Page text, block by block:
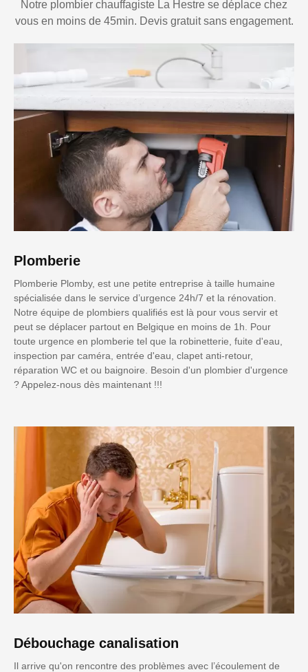
Notre plombier chauffagiste La Hestre se déplace chez
vous en moins de 45min. Devis gratuit sans engagement.
Plomberie
Plomberie Plomby, est une petite entreprise à taille humaine
spécialisée dans le service d’urgence 24h/7 et la rénovation.
Notre équipe de plombiers qualifiés est là pour vous servir et
peut se déplacer partout en Belgique en moins de 1h. Pour
toute urgence en plomberie tel que la robinetterie, fuite d'eau,
inspection par caméra, entrée d'eau, clapet anti-retour,
réparation WC et ou baignoire. Besoin d'un plombier d'urgence
? Appelez-nous dès maintenant !!!
Débouchage canalisation
Il arrive qu'on rencontre des problèmes avec l’écoulement de